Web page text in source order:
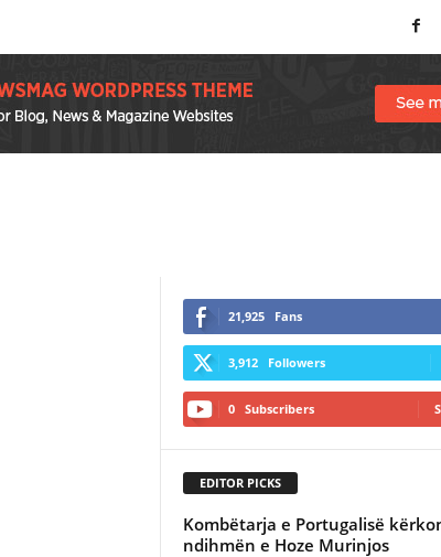
21,925 Fans
3,912 Followers
0 Subscribers
EDITOR PICKS
Kombëtarja e Portugalisë
ndihmën e Hoze Murinjos